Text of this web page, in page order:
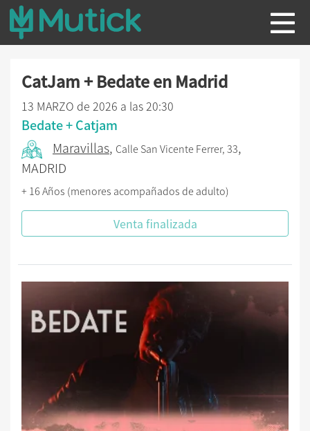
CatJam + Bedate en Madrid
13 MARZO de 2026 a las 20:30
Bedate + Catjam
Maravillas, Calle San Vicente Ferrer, 33,
MADRID
+ 16 Años (menores acompañados de adulto)
Venta finalizada